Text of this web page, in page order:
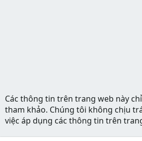
Các thông tin trên trang web này
tham khảo. Chúng tôi không chịu
việc áp dụng các thông tin trên